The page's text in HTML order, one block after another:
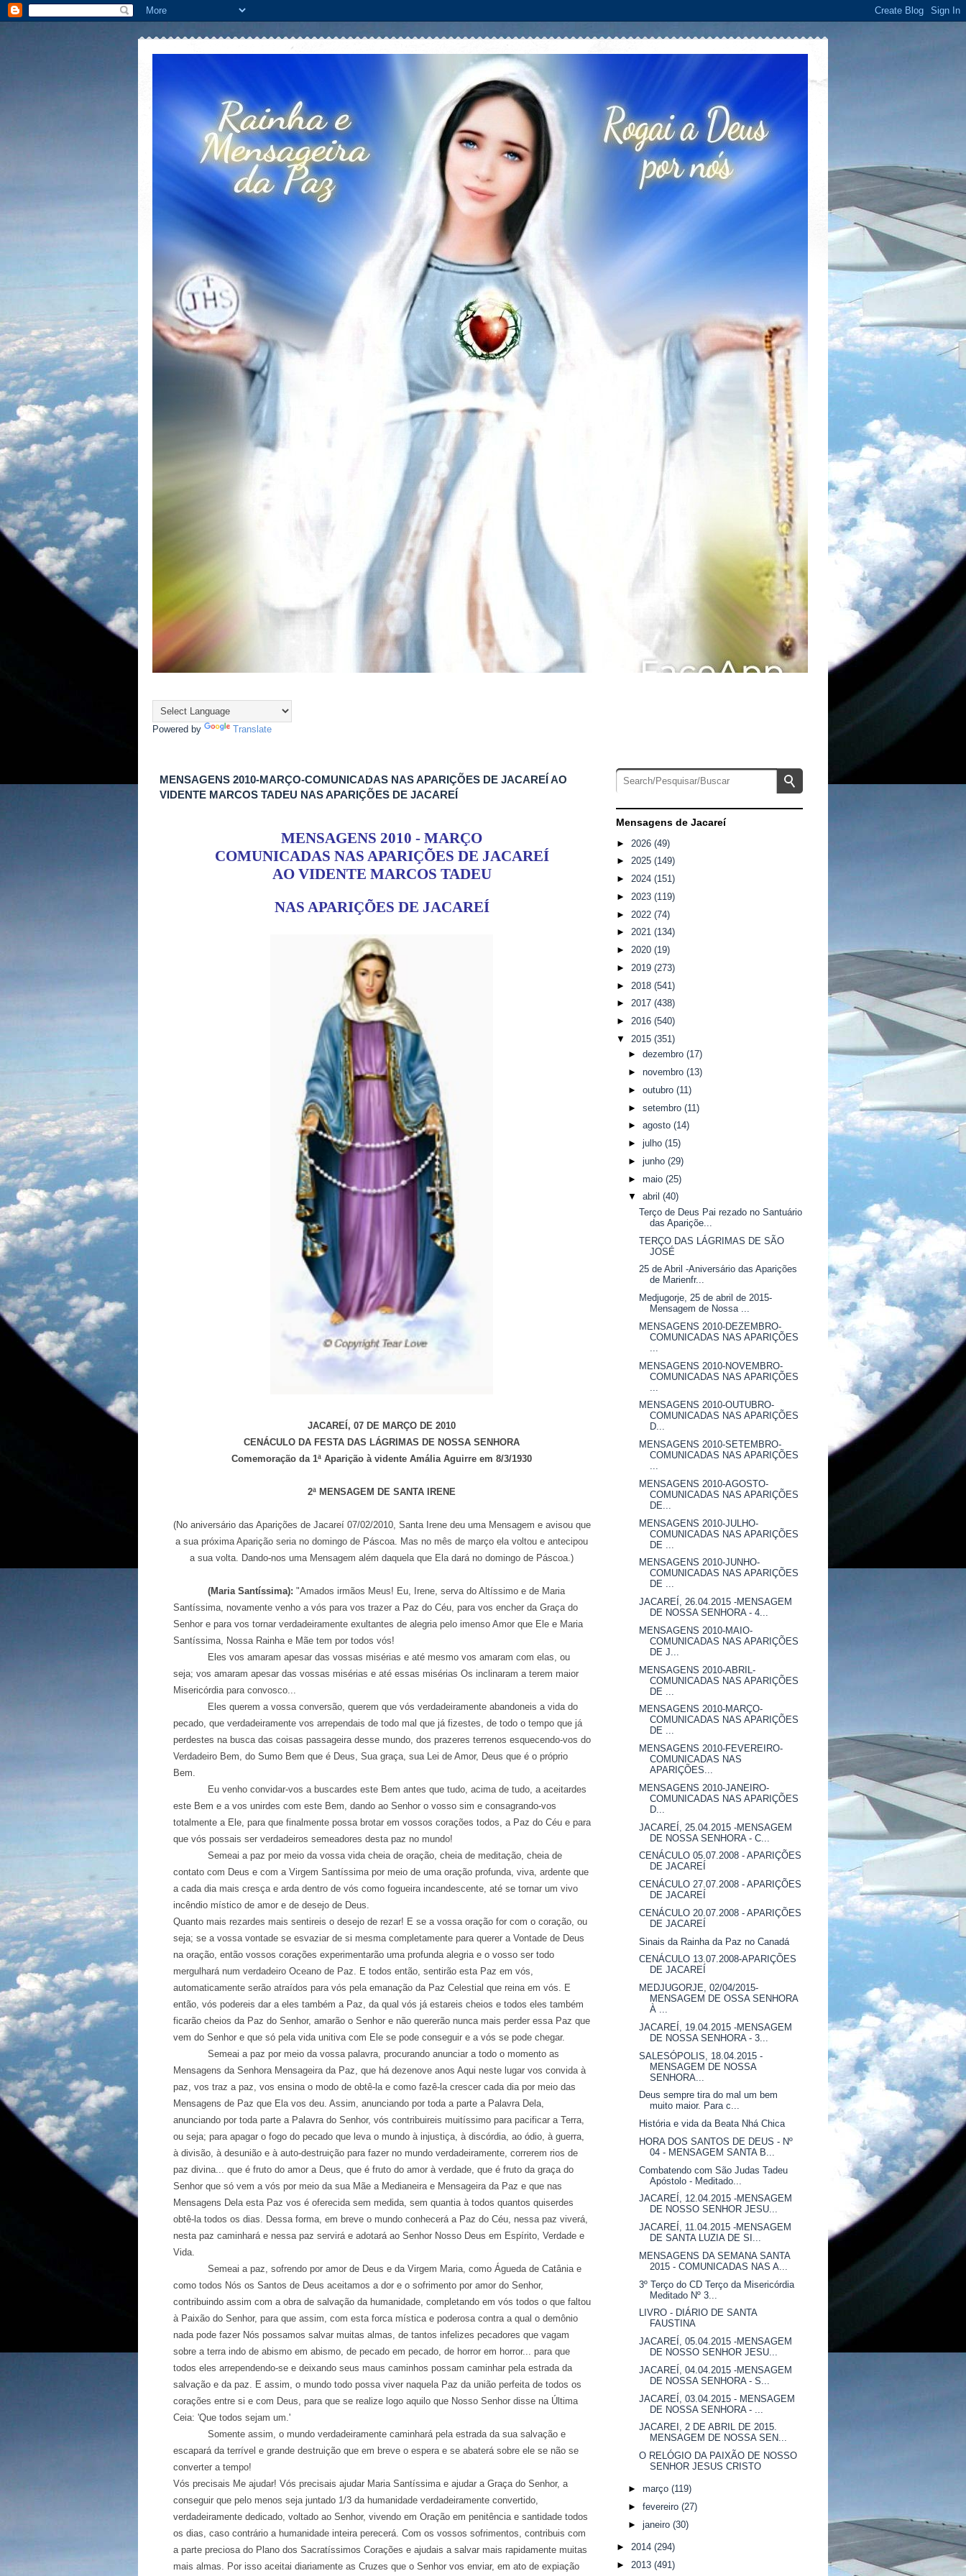
Powered by Translate
MENSAGENS 2010-MARÇO-COMUNICADAS NAS APARIÇÕES DE JACAREÍ AO
VIDENTE MARCOS TADEU NAS APARIÇÕES DE JACAREÍ
MENSAGENS 2010 - MARÇO
COMUNICADAS NAS APARIÇÕES DE JACAREÍ
AO VIDENTE MARCOS TADEU
NAS APARIÇÕES DE JACAREÍ
JACAREÍ, 07 DE MARÇO DE 2010
CENÁCULO DA FESTA DAS LÁGRIMAS DE NOSSA SENHORA
Comemoração da 1ª Aparição à vidente Amália Aguirre em 8/3/1930
2ª MENSAGEM DE SANTA IRENE
(No aniversário das Aparições de Jacareí 07/02/2010, Santa Irene deu uma Mensagem e avisou que
a sua próxima Aparição seria no domingo de Páscoa. Mas no mês de março ela voltou e antecipou
a sua volta. Dando-nos uma Mensagem além daquela que Ela dará no domingo de Páscoa.)
(Maria Santíssima): "Amados irmãos Meus! Eu, Irene, serva do Altíssimo e de Maria
Santíssima, novamente venho a vós para vos trazer a Paz do Céu, para vos encher da Graça do
Senhor e para vos tornar verdadeiramente exultantes de alegria pelo imenso Amor que Ele e Maria
Santíssima, Nossa Rainha e Mãe tem por todos vós!
Eles vos amaram apesar das vossas misérias e até mesmo vos amaram com elas, ou
seja; vos amaram apesar das vossas misérias e até essas misérias Os inclinaram a terem maior
Misericórdia para convosco...
Eles querem a vossa conversão, querem que vós verdadeiramente abandoneis a vida do
pecado, que verdadeiramente vos arrependais de todo mal que já fizestes, de todo o tempo que já
perdestes na busca das coisas passageira desse mundo, dos prazeres terrenos esquecendo-vos do
Verdadeiro Bem, do Sumo Bem que é Deus, Sua graça, sua Lei de Amor, Deus que é o próprio
Bem.
Eu venho convidar-vos a buscardes este Bem antes que tudo, acima de tudo, a aceitardes
este Bem e a vos unirdes com este Bem, dando ao Senhor o vosso sim e consagrando-vos
totalmente a Ele, para que finalmente possa brotar em vossos corações todos, a Paz do Céu e para
que vós possais ser verdadeiros semeadores desta paz no mundo!
Semeai a paz por meio da vossa vida cheia de oração, cheia de meditação, cheia de
contato com Deus e com a Virgem Santíssima por meio de uma oração profunda, viva, ardente que
a cada dia mais cresça e arda dentro de vós como fogueira incandescente, até se tornar um vivo
incêndio místico de amor e de desejo de Deus.
Quanto mais rezardes mais sentireis o desejo de rezar! E se a vossa oração for com o coração, ou
seja; se a vossa vontade se esvaziar de si mesma completamente para querer a Vontade de Deus
na oração, então vossos corações experimentarão uma profunda alegria e o vosso ser todo
mergulhará num verdadeiro Oceano de Paz. E todos então, sentirão esta Paz em vós,
automaticamente serão atraídos para vós pela emanação da Paz Celestial que reina em vós. E
então, vós podereis dar a eles também a Paz, da qual vós já estareis cheios e todos eles também
ficarão cheios da Paz do Senhor, amarão o Senhor e não quererão nunca mais perder essa Paz que
vem do Senhor e que só pela vida unitiva com Ele se pode conseguir e a vós se pode chegar.
Semeai a paz por meio da vossa palavra, procurando anunciar a todo o momento as
Mensagens da Senhora Mensageira da Paz, que há dezenove anos Aqui neste lugar vos convida à
paz, vos traz a paz, vos ensina o modo de obtê-la e como fazê-la crescer cada dia por meio das
Mensagens de Paz que Ela vos deu. Assim, anunciando por toda a parte a Palavra Dela,
anunciando por toda parte a Palavra do Senhor, vós contribuireis muitíssimo para pacificar a Terra,
ou seja; para apagar o fogo do pecado que leva o mundo à injustiça, à discórdia, ao ódio, à guerra,
à divisão, à desunião e à auto-destruição para fazer no mundo verdadeiramente, correrem rios de
paz divina... que é fruto do amor a Deus, que é fruto do amor à verdade, que é fruto da graça do
Senhor que só vem a vós por meio da sua Mãe a Medianeira e Mensageira da Paz e que nas
Mensagens Dela esta Paz vos é oferecida sem medida, sem quantia à todos quantos quiserdes
obtê-la todos os dias. Dessa forma, em breve o mundo conhecerá a Paz do Céu, nessa paz viverá,
nesta paz caminhará e nessa paz servirá e adotará ao Senhor Nosso Deus em Espírito, Verdade e
Vida.
Semeai a paz, sofrendo por amor de Deus e da Virgem Maria, como Águeda de Catânia e
como todos Nós os Santos de Deus aceitamos a dor e o sofrimento por amor do Senhor,
contribuindo assim com a obra de salvação da humanidade, completando em vós todos o que faltou
à Paixão do Senhor, para que assim, com esta forca mística e poderosa contra a qual o demônio
nada pode fazer Nós possamos salvar muitas almas, de tantos infelizes pecadores que vagam
sobre a terra indo de abismo em abismo, de pecado em pecado, de horror em horror... para que
todos eles arrependendo-se e deixando seus maus caminhos possam caminhar pela estrada da
salvação e da paz. E assim, o mundo todo possa viver naquela Paz da união perfeita de todos os
corações entre si e com Deus, para que se realize logo aquilo que Nosso Senhor disse na Última
Ceia: 'Que todos sejam um.'
Somente assim, o mundo verdadeiramente caminhará pela estrada da sua salvação e
escapará da terrível e grande destruição que em breve o espera e se abaterá sobre ele se não se
converter a tempo!
Vós precisais Me ajudar! Vós precisais ajudar Maria Santíssima e ajudar a Graça do Senhor, a
conseguir que pelo menos seja juntado 1/3 da humanidade verdadeiramente convertido,
verdadeiramente dedicado, voltado ao Senhor, vivendo em Oração em penitência e santidade todos
os dias, caso contrário a humanidade inteira perecerá. Com os vossos sofrimentos, contribuis com
a parte preciosa do Plano dos Sacratíssimos Corações e ajudais a salvar mais rapidamente muitas
mais almas. Por isso aceitai diariamente as Cruzes que o Senhor vos enviar, em ato de expiação
Mensagens de Jacareí
► 2026 (49)
► 2025 (149)
► 2024 (151)
► 2023 (119)
► 2022 (74)
► 2021 (134)
► 2020 (19)
► 2019 (273)
► 2018 (541)
► 2017 (438)
► 2016 (540)
▼ 2015 (351)
► dezembro (17)
► novembro (13)
► outubro (11)
► setembro (11)
► agosto (14)
► julho (15)
► junho (29)
► maio (25)
▼ abril (40)
Terço de Deus Pai rezado no Santuário
das Apariçõe...
TERÇO DAS LÁGRIMAS DE SÃO
JOSÉ
25 de Abril -Aniversário das Aparições
de Marienfr...
Medjugorje, 25 de abril de 2015-
Mensagem de Nossa ...
MENSAGENS 2010-DEZEMBRO-
COMUNICADAS NAS APARIÇÕES
MENSAGENS 2010-NOVEMBRO-
COMUNICADAS NAS APARIÇÕES
MENSAGENS 2010-OUTUBRO-
COMUNICADAS NAS APARIÇÕES
D...
MENSAGENS 2010-SETEMBRO-
COMUNICADAS NAS APARIÇÕES
...
MENSAGENS 2010-AGOSTO-
COMUNICADAS NAS APARIÇÕES
DE...
MENSAGENS 2010-JULHO-
COMUNICADAS NAS APARIÇÕES
DE ...
MENSAGENS 2010-JUNHO-
COMUNICADAS NAS APARIÇÕES
DE ...
JACAREÍ, 26.04.2015 -MENSAGEM
DE NOSSA SENHORA - 4...
MENSAGENS 2010-MAIO-
COMUNICADAS NAS APARIÇÕES
DE J...
MENSAGENS 2010-ABRIL-
COMUNICADAS NAS APARIÇÕES
DE ...
MENSAGENS 2010-MARÇO-
COMUNICADAS NAS APARIÇÕES
DE ...
MENSAGENS 2010-FEVEREIRO-
COMUNICADAS NAS
APARIÇÕES...
MENSAGENS 2010-JANEIRO-
COMUNICADAS NAS APARIÇÕES
D...
JACAREÍ, 25.04.2015 -MENSAGEM
DE NOSSA SENHORA - C...
CENÁCULO 05.07.2008 - APARIÇÕES
DE JACAREÍ
CENÁCULO 27.07.2008 - APARIÇÕES
DE JACAREÍ
CENÁCULO 20.07.2008 - APARIÇÕES
DE JACAREÍ
Sinais da Rainha da Paz no Canadá
CENÁCULO 13.07.2008-APARIÇÕES
DE JACAREÍ
MEDJUGORJE, 02/04/2015-
MENSAGEM DE OSSA SENHORA
À ...
JACAREÍ, 19.04.2015 -MENSAGEM
DE NOSSA SENHORA - 3...
SALESÓPOLIS, 18.04.2015 -
MENSAGEM DE NOSSA
SENHORA...
Deus sempre tira do mal um bem
muito maior. Para c...
História e vida da Beata Nhá Chica
HORA DOS SANTOS DE DEUS - Nº
04 - MENSAGEM SANTA B...
Combatendo com São Judas Tadeu
Apóstolo - Meditado...
JACAREÍ, 12.04.2015 -MENSAGEM
DE NOSSO SENHOR JESU...
JACAREÍ, 11.04.2015 -MENSAGEM
DE SANTA LUZIA DE SI...
MENSAGENS DA SEMANA SANTA
2015 - COMUNICADAS NAS A...
3º Terço do CD Terço da Misericórdia
Meditado Nº 3...
LIVRO - DIÁRIO DE SANTA
FAUSTINA
JACAREÍ, 05.04.2015 -MENSAGEM
DE NOSSO SENHOR JESU...
JACAREÍ, 04.04.2015 -MENSAGEM
DE NOSSA SENHORA - S...
JACAREÍ, 03.04.2015 - MENSAGEM
DE NOSSA SENHORA - ...
JACAREI, 2 DE ABRIL DE 2015.
MENSAGEM DE NOSSA SEN...
O RELÓGIO DA PAIXÃO DE NOSSO
SENHOR JESUS CRISTO
► março (119)
► fevereiro (27)
► janeiro (30)
► 2014 (294)
► 2013 (491)